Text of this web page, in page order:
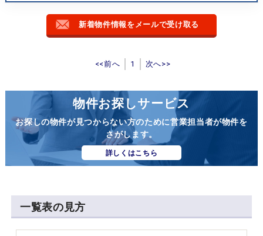
新着物件情報をメールで受け取る
<<前へ 1 次へ>>
物件お探しサービス
お探しの物件が見つからない方のために営業担当者が物件を
さがします。
詳しくはこちら
一覧表の見方